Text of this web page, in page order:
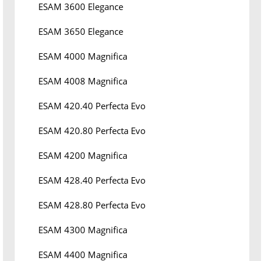
ESAM 3600 Elegance
ESAM 3650 Elegance
ESAM 4000 Magnifica
ESAM 4008 Magnifica
ESAM 420.40 Perfecta Evo
ESAM 420.80 Perfecta Evo
ESAM 4200 Magnifica
ESAM 428.40 Perfecta Evo
ESAM 428.80 Perfecta Evo
ESAM 4300 Magnifica
ESAM 4400 Magnifica